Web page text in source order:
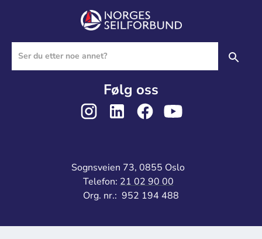
Følg oss
Sognsveien 73, 0855 Oslo
Telefon: 21 02 90 00
Org. nr.: 952 194 488